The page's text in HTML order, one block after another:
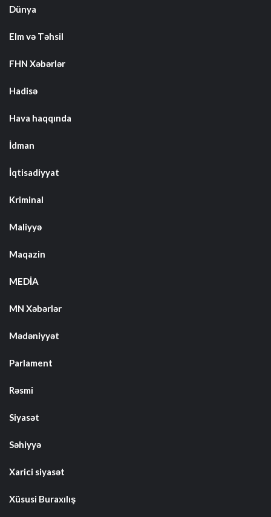
Dünya
Elm və Təhsil
FHN Xəbərlər
Hadisə
Hava haqqında
İdman
İqtisadiyyat
Kriminal
Maliyyə
Maqazin
MEDİA
MN Xəbərlər
Mədəniyyət
Parlament
Rəsmi
Siyasət
Səhiyyə
Xarici siyasət
Xüsusi Buraxılış